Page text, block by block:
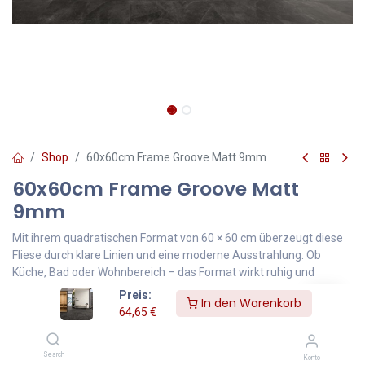
Preis:
64,65 €
In den Warenkorb
Search Konto
Shop 60x60cm Frame Groove Matt 9mm
60x60cm Frame Groove Matt
9mm
Mit ihrem quadratischen Format von 60 × 60 cm überzeugt diese
Fliese durch klare Linien und eine moderne Ausstrahlung. Ob
Küche, Bad oder Wohnbereich – das Format wirkt ruhig und
großzügig, ohne aufdringlich zu sein.
Dank der ausgewogenen Proportionen lässt sich die Fliese
vielseitig kombinieren – ob Ton-in-Ton oder als Kontrast zu Holz-
oder Betonoptiken. Perfekt für alle, die ein stilvolles Raumgefühl
mit einem klaren Fugenbild schätzen.